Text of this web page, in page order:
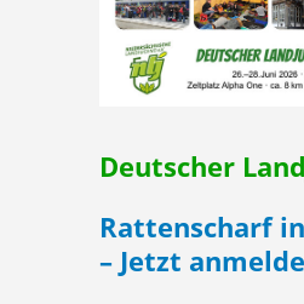
Deutscher
Rattenscharf
– Jetzt